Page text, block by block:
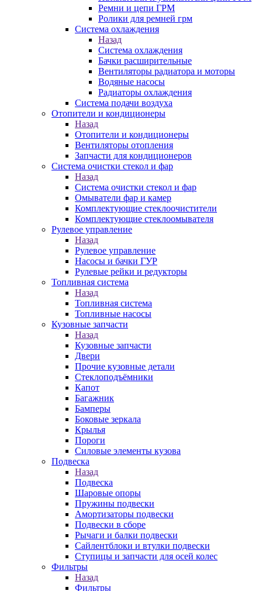
Ремни и цепи ГРМ
Ролики для ремней грм
Система охлаждения
Назад
Система охлаждения
Бачки расширительные
Вентиляторы радиатора и моторы
Водяные насосы
Радиаторы охлаждения
Система подачи воздуха
Отопители и кондиционеры
Назад
Отопители и кондиционеры
Вентиляторы отопления
Запчасти для кондиционеров
Система очистки стекол и фар
Назад
Система очистки стекол и фар
Омыватели фар и камер
Комплектующие стеклоочистители
Комплектующие стеклоомывателя
Рулевое управление
Назад
Рулевое управление
Насосы и бачки ГУР
Рулевые рейки и редукторы
Топливная система
Назад
Топливная система
Топливные насосы
Кузовные запчасти
Назад
Кузовные запчасти
Двери
Прочие кузовные детали
Стеклоподъёмники
Капот
Багажник
Бамперы
Боковые зеркала
Крылья
Пороги
Силовые элементы кузова
Подвеска
Назад
Подвеска
Шаровые опоры
Пружины подвески
Амортизаторы подвески
Подвески в сборе
Рычаги и балки подвески
Сайлентблоки и втулки подвески
Ступицы и запчасти для осей колес
Фильтры
Назад
Фильтры